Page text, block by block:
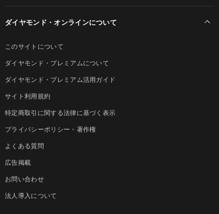
ダイヤモンド・オンラインについて
このサイトについて
ダイヤモンド・プレミアムについて
ダイヤモンド・プレミアム活用ガイド
サイト利用規約
特定商取引に関する法律に基づく表示
プライバシーポリシー・著作権
よくある質問
広告掲載
お問い合わせ
法人導入について